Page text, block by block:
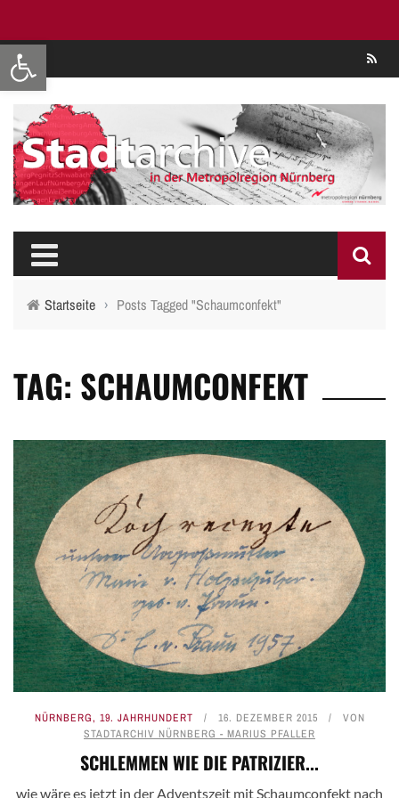
Werkzeugleiste öffnen
Startseite › Posts Tagged "Schaumconfekt"
TAG: SCHAUMCONFEKT
NÜRNBERG, 19. JAHRHUNDERT 16. DEZEMBER 2015
VON
STADTARCHIV NÜRNBERG - MARIUS PFALLER
SCHLEMMEN WIE DIE PATRIZIER...
wie wäre es jetzt in der Adventszeit mit Schaumconfekt nach